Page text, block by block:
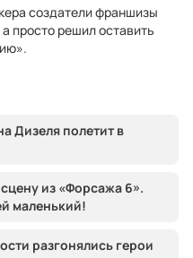
создатели франшизы
просто решил оставить
Дизеля полетит в
из «Форсажа 6».
маленький!
разгонялись герои